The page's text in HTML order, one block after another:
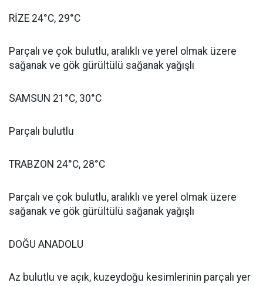
RİZE 24°C, 29°C
Parçalı ve çok bulutlu, aralıklı ve yerel olmak üzere
sağanak ve gök gürültülü sağanak yağışlı
SAMSUN 21°C, 30°C
Parçalı bulutlu
TRABZON 24°C, 28°C
Parçalı ve çok bulutlu, aralıklı ve yerel olmak üzere
sağanak ve gök gürültülü sağanak yağışlı
DOĞU ANADOLU
Az bulutlu ve açık, kuzeydoğu kesimlerinin parçalı yer